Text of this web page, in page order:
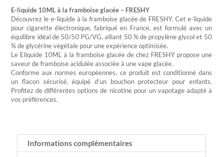
E-liquide 10ML à la framboise glacée – FRESHY
Découvrez le e-liquide à la framboise glacée de FRESHY. Cet e-liquide
pour cigarette électronique, fabriqué en France, est formulé avec un
équilibre idéal de 50/50 PG/VG, alliant 50 % de propylène glycol et 50
% de glycérine végétale pour une expérience optimisée.
Le Eliquide 10ML à la framboise glacée de chez FRESHY propose une
saveur de framboise acidulée associée à une vape glacée.
Conforme aux normes européennes, ce produit est conditionné dans
un flacon sécurisé, équipé d’un bouchon protecteur pour enfants.
Profitez de différentes options de nicotine pour un vapotage adapté à
vos préférences.
Informations complémentaires